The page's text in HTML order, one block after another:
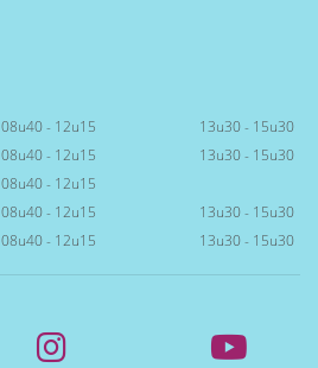
08u40 - 12u15
13u30 - 15u30
08u40 - 12u15
13u30 - 15u30
08u40 - 12u15
08u40 - 12u15
13u30 - 15u30
08u40 - 12u15 13u30 - 15u30